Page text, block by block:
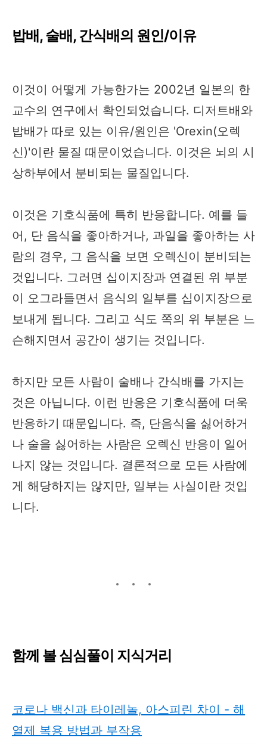
밥배, 술배, 간식배의 원인/이유
이것이 어떻게 가능한가는 2002년 일본의 한
교수의 연구에서 확인되었습니다. 디저트배와
밥배가 따로 있는 이유/원인은 'Orexin(오렉
신)'이란 물질 때문이었습니다. 이것은 뇌의 시
상하부에서 분비되는 물질입니다.
이것은 기호식품에 특히 반응합니다. 예를 들
어, 단 음식을 좋아하거나, 과일을 좋아하는 사
람의 경우, 그 음식을 보면 오렉신이 분비되는
것입니다. 그러면 십이지장과 연결된 위 부분
이 오그라들면서 음식의 일부를 십이지장으로
보내게 됩니다. 그리고 식도 쪽의 위 부분은 느
슨해지면서 공간이 생기는 것입니다.
하지만 모든 사람이 술배나 간식배를 가지는
것은 아닙니다. 이런 반응은 기호식품에 더욱
반응하기 때문입니다. 즉, 단음식을 싫어하거
나 술을 싫어하는 사람은 오렉신 반응이 일어
나지 않는 것입니다. 결론적으로 모든 사람에
게 해당하지는 않지만, 일부는 사실이란 것입
니다.
함께 볼 심심풀이 지식거리
코로나 백신과 타이레놀, 아스피린 차이 - 해
열제 복용 방법과 부작용